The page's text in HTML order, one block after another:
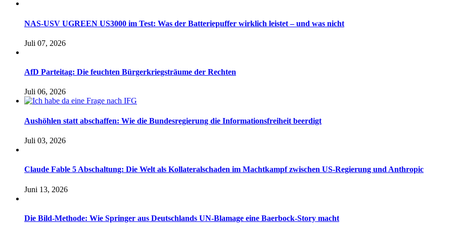
NAS-USV UGREEN US3000 im Test: Was der Batteriepuffer wirklich leistet – und was nicht
Juli 07, 2026
AfD Parteitag: Die feuchten Bürgerkriegsträume der Rechten
Juli 06, 2026
Aushöhlen statt abschaffen: Wie die Bundesregierung die Informationsfreiheit beerdigt
Juli 03, 2026
Claude Fable 5 Abschaltung: Die Welt als Kollateralschaden im Machtkampf zwischen US-Regierung und Anthropic
Juni 13, 2026
Die Bild-Methode: Wie Springer aus Deutschlands UN-Blamage eine Baerbock-Story macht